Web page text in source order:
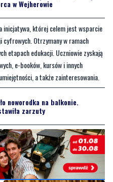
Otrzymany w ramach
etapach edukacji. Uczniowie zyskają
e-booków, kursów i innych
a także zainteresowania.
noworodka na balkonie.
zarzuty